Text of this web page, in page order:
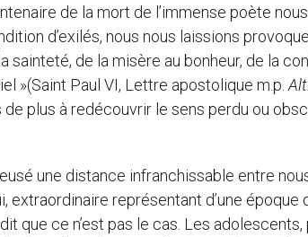
de la mort de l’immense poète
d’exilés, nous nous laissions
sainteté, de la misère au bonheur, de la
»(Saint Paul VI, Lettre apostolique m.p.
plus à redécouvrir le sens perdu ou
une distance infranchissable entre
représentant d’une époque
que ce n’est pas le cas. Les